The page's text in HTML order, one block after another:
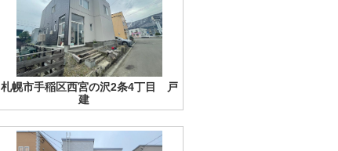
札幌市手稲区西宮の沢2条4丁目 戸
建